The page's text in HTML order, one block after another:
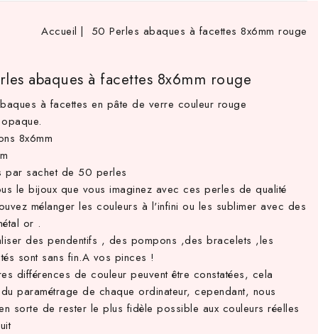
Accueil 50 Perles abaques à facettes 8x6mm rouge
abaques à facettes 8x6mm rouge
à facettes en pâte de verre couleur rouge
8x6mm
par sachet de 50 perles
le bijoux que vous imaginez avec ces perles de qualité
mélanger les couleurs à l'infini ou les sublimer avec des
or .
des pendentifs , des pompons ,des bracelets ,les
sont sans fin.A vos pinces !
différences de couleur peuvent être constatées, cela
paramétrage de chaque ordinateur, cependant, nous
sorte de rester le plus fidèle possible aux couleurs réelles